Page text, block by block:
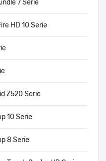
7 Serie
HD 10 Serie
Z520 Serie
10 Serie
8 Serie